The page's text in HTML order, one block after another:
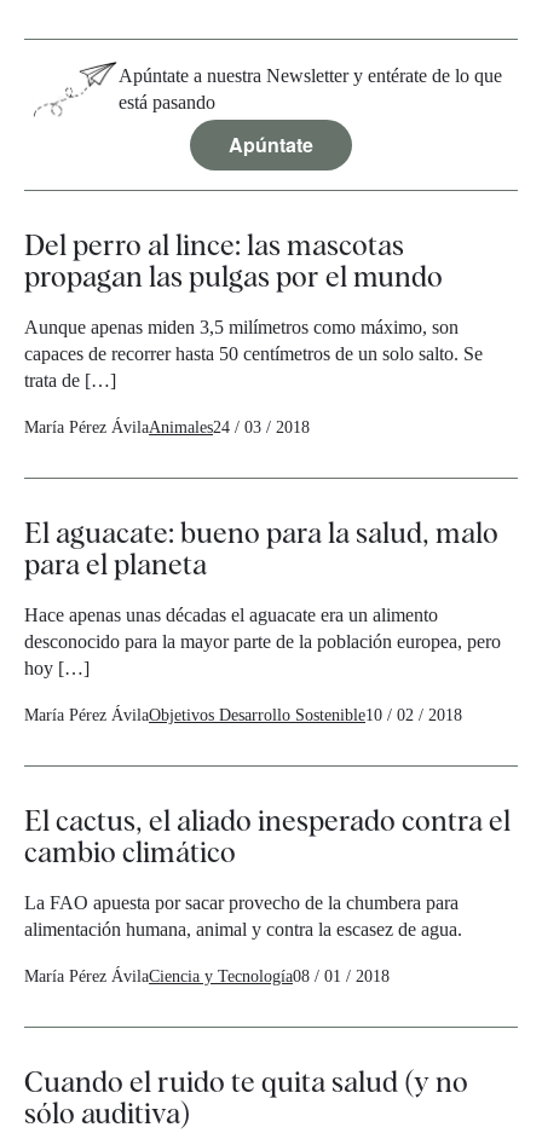
Apúntate a nuestra Newsletter y entérate de lo que
está pasando
Apúntate
Del perro al lince: las mascotas
propagan las pulgas por el mundo
Aunque apenas miden 3,5 milímetros como máximo, son
capaces de recorrer hasta 50 centímetros de un solo salto. Se
trata de […]
María Pérez ÁvilaAnimales24 / 03 / 2018
El aguacate: bueno para la salud, malo
para el planeta
Hace apenas unas décadas el aguacate era un alimento
desconocido para la mayor parte de la población europea, pero
hoy […]
María Pérez ÁvilaObjetivos Desarrollo Sostenible10 / 02 / 2018
El cactus, el aliado inesperado contra el
cambio climático
La FAO apuesta por sacar provecho de la chumbera para
alimentación humana, animal y contra la escasez de agua.
María Pérez ÁvilaCiencia y Tecnología08 / 01 / 2018
Cuando el ruido te quita salud (y no
sólo auditiva)